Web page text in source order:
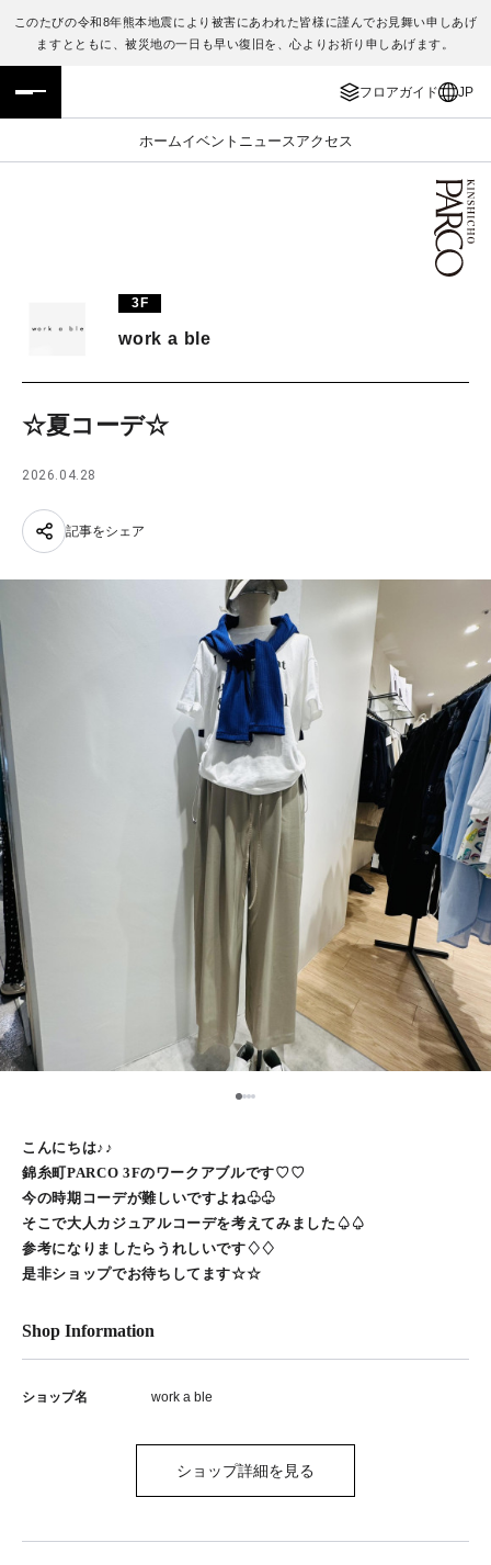
このたびの令和8年熊本地震により被害にあわれた皆様に謹んでお見舞い申しあげ
ますとともに、被災地の一日も早い復旧を、心よりお祈り申しあげます。
フロアガイド JP
ホームイベント ニュース アクセス
フロアガイド
施設案内・アクセス
TAX FREE
ENGLISH
繁体字
日本語
3F
work a ble
☆夏コーデ☆
2026.04.28
記事をシェア
123
こんにちは♪♪
錦糸町PARCO 3Fのワークアブルです♡♡
今の時期コーデが難しいですよね♧♧
そこで大人カジュアルコーデを考えてみました♤♤
参考になりましたらうれしいです♢♢
是非ショップでお待ちしてます☆☆
Shop Information
ショップ名 work a ble
ショップ詳細を見る